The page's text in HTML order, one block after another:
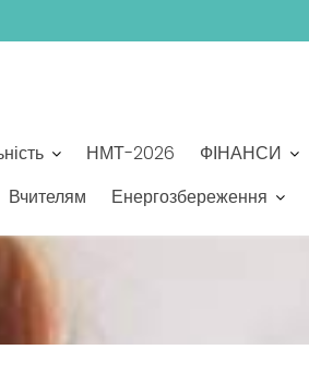
НМТ-2026 ФІНАНСИ
Вчителям Енергозбереження